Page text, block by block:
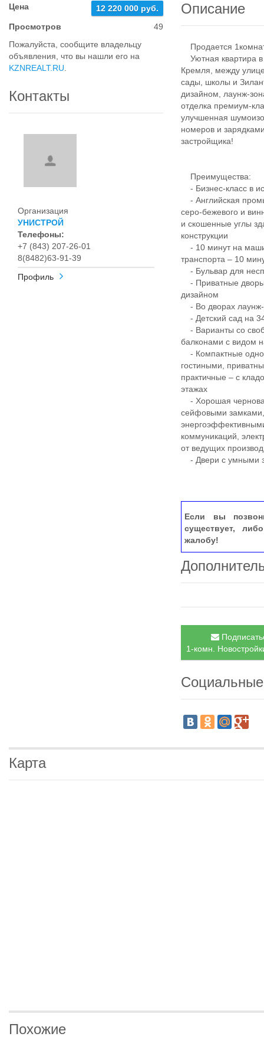
Цена
12 220 000 руб.
Просмотров
49
Пожалуйста, сообщите владельцу
объявления, что вы нашли его на
KZNREALT.RU
Контакты
Организация
УНИСТРОЙ
Телефоны:
+7 (843) 207-26-01
8(8482)63-91-39
Профиль
Описание
Продается
Уютная квартира в
Кремля, между
сады, школы и
дизайном, лаунж-
отделка премиум-
улучшенная
номеров и
застройщика!
Преимущества:
- Бизнес-класс в
- Английская
серо-бежевого и
и скошенные углы
конструкции
- 10 минут на
транспорта – 10
- Бульвар для
- Приватные
дизайном
- Во дворах лаунж-
- Детский сад на
- Варианты со
балконами с видом
- Компактные
гостиными,
практичные – с
этажах
- Хорошая
сейфовыми
коммуникаций,
от ведущих
- Двери с умными
Если вы
существует,
жалобу!
1-комн.
Карта
Похожие